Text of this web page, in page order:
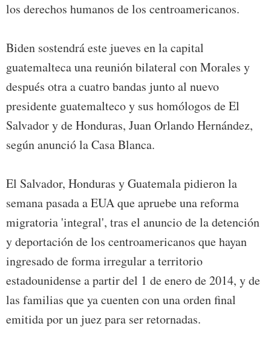
los derechos humanos de los centroamericanos.
Biden sostendrá este jueves en la capital
guatemalteca una reunión bilateral con Morales y
después otra a cuatro bandas junto al nuevo
presidente guatemalteco y sus homólogos de El
Salvador y de Honduras, Juan Orlando Hernández,
según anunció la Casa Blanca.
El Salvador, Honduras y Guatemala pidieron la
semana pasada a EUA que apruebe una reforma
migratoria 'integral', tras el anuncio de la detención
y deportación de los centroamericanos que hayan
ingresado de forma irregular a territorio
estadounidense a partir del 1 de enero de 2014, y de
las familias que ya cuenten con una orden final
emitida por un juez para ser retornadas.